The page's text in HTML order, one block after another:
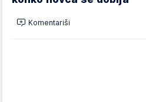
Komentariši